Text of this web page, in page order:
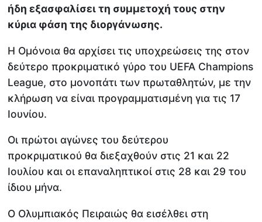
ήδη εξασφαλίσει τη συμμετοχή τους στην
κύρια φάση της διοργάνωσης.
Η Ομόνοια θα αρχίσει τις υποχρεώσεις της στον
δεύτερο προκριματικό γύρο του UEFA Champions
League, στο μονοπάτι των πρωταθλητών, με την
κλήρωση να είναι προγραμματισμένη για τις 17
Ιουνίου.
Οι πρώτοι αγώνες του δεύτερου
προκριματικού θα διεξαχθούν στις 21 και 22
Ιουλίου και οι επαναληπτικοί στις 28 και 29 του
ίδιου μήνα.
Ο Ολυμπιακός Πειραιώς θα εισέλθει στη